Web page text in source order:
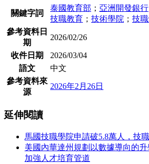
關鍵字詞
泰國教育部 ； 亞洲開發銀行
技職教育 ； 技術學院 ； 技
參考資料日
期
2026/02/26
收件日期
2026/03/04
語文
中文
參考資料來
源
2026年2月26日
延伸閱讀
馬國技職學院申請破5.8萬人，技
美國內華達州規劃以數據導向的
加強人才培育管道